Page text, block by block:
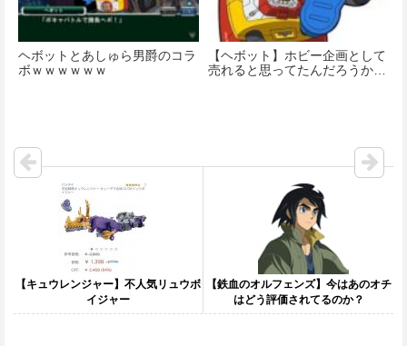
ヘボットとあしゅら男爵のコラ
ボｗｗｗｗｗｗ
【ヘボット】ホビー企画として
売れると思ってたんだろうか…
【キュウレンジャー】不人気リュウボ
イジャー
【鉄血のオルフェンズ】今はあのオチ
はどう評価されてるのか？